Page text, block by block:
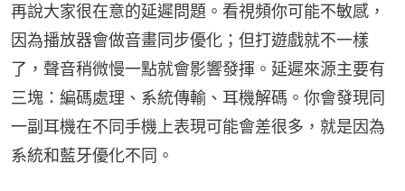
再說大家很在意的延遲問題。看視頻你可能不敏感，
因為播放器會做音畫同步優化；但打遊戲就不一樣
了，聲音稍微慢一點就會影響發揮。延遲來源主要有
三塊：編碼處理、系統傳輸、耳機解碼。你會發現同
一副耳機在不同手機上表現可能會差很多，就是因為
系統和藍牙優化不同。